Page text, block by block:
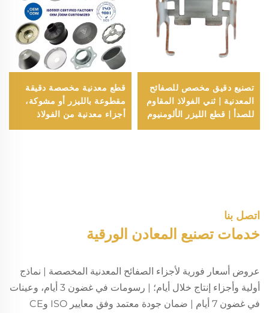
تصنيع دقيق مخصص للصفائح
المعدنية | ثني الفولاذ المقاوم
للصدأ | قطع الليزر الألومنيوم
| أجزاء الصفائح المعدنية
قطع معدنية مخصصة دقيقة
مقطوعة بالليزر أو مشوكة،
أجزاء معدنية من الفولاذ
المقاوم للصدأ أو الألومنيوم أو
اتصل بنا
خدمات تصنيع المعادن الورقية
عروض أسعار فورية لأجزاء الصفائح المعدنية المخصصة | نماذج
أولية وأجزاء إنتاج خلال أيام؛ | رسومات في غضون 3 أيام، وعينات
في غضون 7 أيام | ضمان جودة معتمد وفق معايير ISO وCE